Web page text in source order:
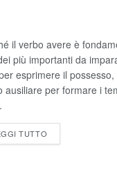
il verbo avere è
più importanti da
esprimere il
ausiliare per formare i
TUTTO